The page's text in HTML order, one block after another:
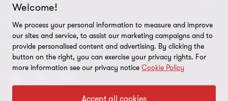
Sazinieties ar mums
Grant Thornton Baltic Lietuvā
Grant Thornton Baltic Igaunijā
Par mums
Atklātības ziņojumi
Digitālo prasmju attīstība
LEGAL
Privātuma politika
Likumība
CV Pretendentu apstrādes politika
SEKO MUMS
Welcome!
We process your personal information to measure and improve
our sites and service, to assist our marketing campaigns and to
provide personalised content and advertising. By clicking the
button on the right, you can exercise your privacy rights. For
more information see our privacy notice Cookie Policy